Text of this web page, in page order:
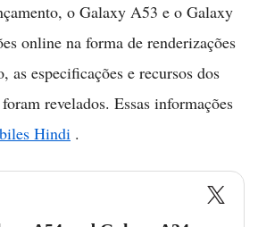
o Galaxy A53 e o Galaxy
online na forma de renderizações
as especificações e recursos dos
revelados. Essas informações
Hindi .